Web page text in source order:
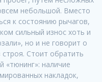
небольшой. Вместо
к состоянию рычагов,
сильный износ хоть и
но и не говорит о
Стоит обратить
«тюнинг»: наличие
накладок,